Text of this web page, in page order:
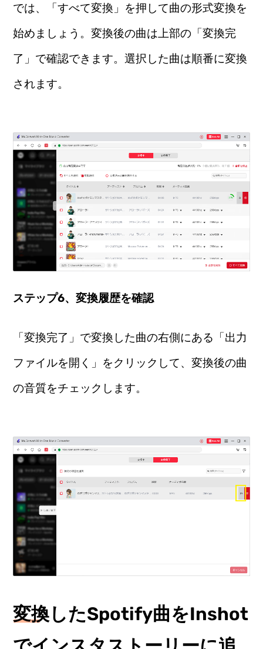
では、「すべて変換」を押して曲の形式変換を
始めましょう。変換後の曲は上部の「変換完
了」で確認できます。選択した曲は順番に変換
されます。
ステップ6、変換履歴を確認
「変換完了」で変換した曲の右側にある「出力
ファイルを開く」をクリックして、変換後の曲
の音質をチェックします。
変換したSpotify曲をInshot